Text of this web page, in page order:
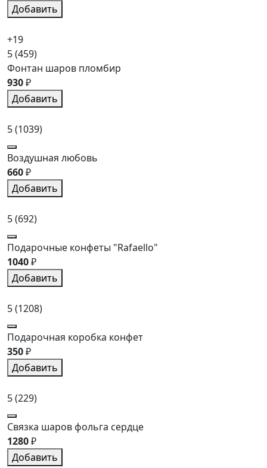
Добавить
+19
5(459)
Фонтан шаров пломбир
930₽
Добавить
5(1039)
Воздушная любовь
660₽
Добавить
5(692)
Подарочные конфеты "Rafaello"
1040₽
Добавить
5(1208)
Подарочная коробка конфет
350₽
Добавить
5(229)
Связка шаров фольга сердце
1280₽
Добавить